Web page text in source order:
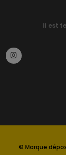
Il est
© Marque